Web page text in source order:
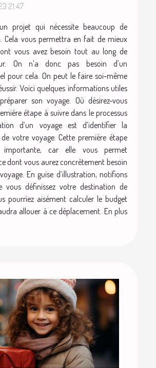
21:47
projet qui nécessite beaucoup de
Cela vous permettra en fait de mieux
vous avez besoin tout au long de
On n’a donc pas besoin d’un
pour cela. On peut le faire soi-même
Voici quelques informations utiles
son voyage. Où désirez-vous
étape à suivre dans le processus
d’un voyage est d’identifier la
votre voyage. Cette première étape
car elle vous permet
dont vous aurez concrètement besoin
En guise d’illustration, notifions
vous définissez votre destination de
pourriez aisément calculer le budget
allouer à ce déplacement. En plus